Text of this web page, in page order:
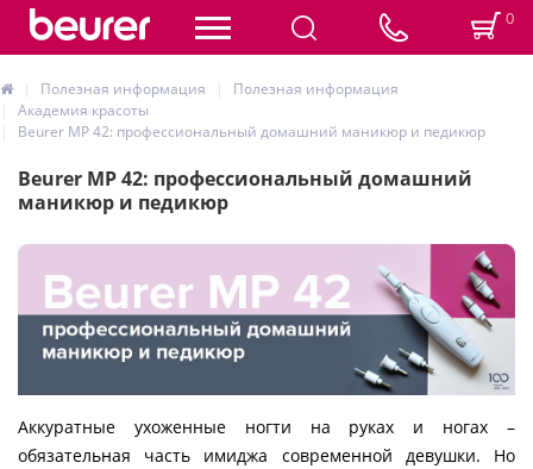
0
Полезная информация
Полезная информация
Академия красоты
Beurer MP 42: профессиональный домашний маникюр и педикюр
Beurer MP 42: профессиональный домашний
маникюр и педикюр
Аккуратные ухоженные ногти на руках и ногах –
обязательная часть имиджа современной девушки. Но